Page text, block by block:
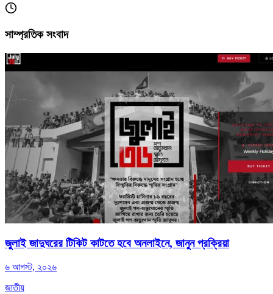
সাম্প্রতিক সংবাদ
জুলাই জাদুঘরের টিকিট কাটতে হবে অনলাইনে, জানুন প্রক্রিয়া
৬ আগস্ট, ২০২৬
জাতীয়